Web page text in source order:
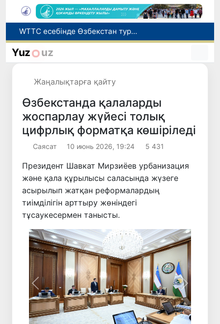
Мүмкіндігі шектеулі талапкерлерге қабылдау емтихандарында қосымша уақыт беріледі
Беларусьтен Өзбекстанға екінші тікелей жүк пойызы жөнелтілді
Yuz uz
Жаңалықтарға қайту
Өзбекстанда қалаларды
жоспарлау жүйесі толық
цифрлық форматқа көшіріледі
Саясат 10 июнь 2026, 19:24 5 431
Президент Шавкат Мирзиёев урбанизация
және қала құрылысы саласында жүзеге
асырылып жатқан реформалардың
тиімділігін арттыру жөніндегі
тұсаукесермен танысты.
Алдыңғы Келесі